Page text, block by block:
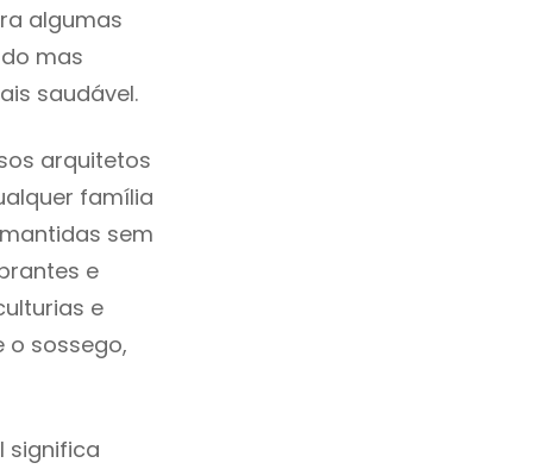
algumas
mas
saudável.
arquitetos
família
sem
e
e
o sossego,
significa